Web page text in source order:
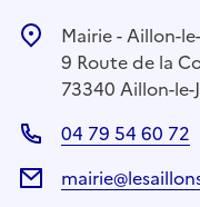
Mairie - Aillon-
9 Route de la
73340 Aillon-le-
04 79 54 60 72